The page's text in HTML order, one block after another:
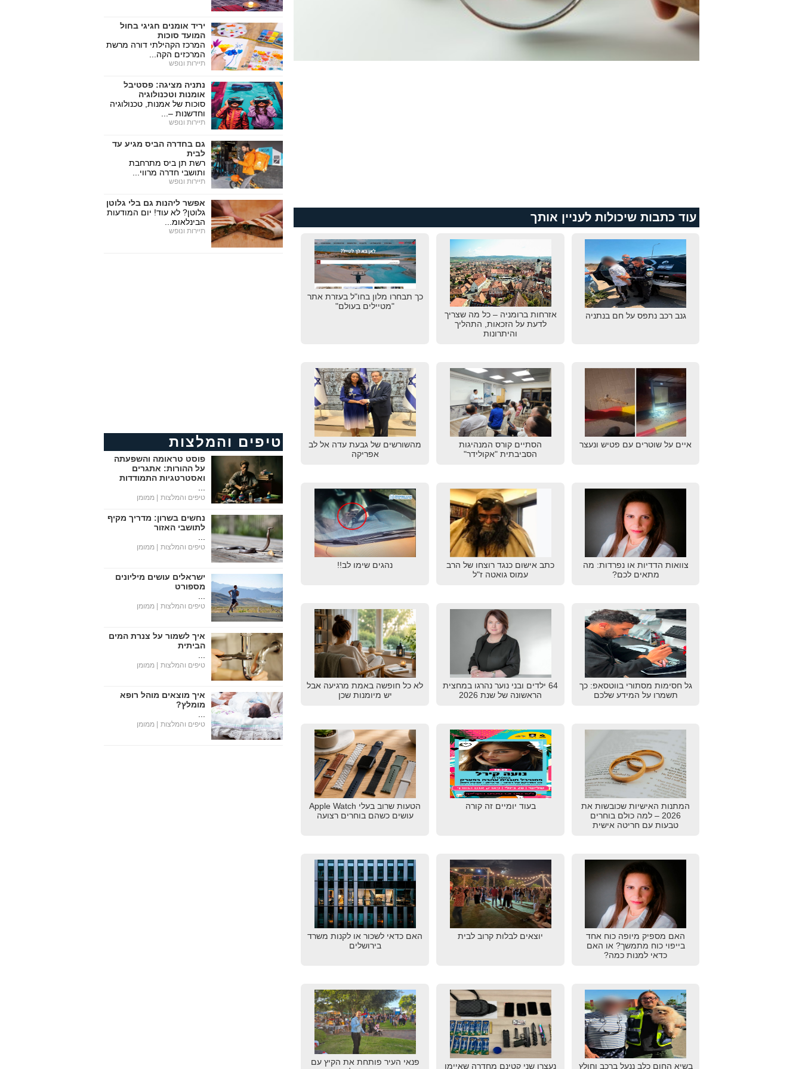
עוד כתבות שיכולות לעניין אותך
גנב רכב נתפס על חם בנתניה
אזרחות ברומניה – כל מה שצריך
לדעת על הזכאות, התהליך
והיתרונות
כך תבחרו מלון בחו"ל בעזרת אתר
"מטיילים בעולם"
איים על שוטרים עם פטיש ונעצר
הסתיים קורס המנהיגות
הסביבתית "אקולידר"
מהשורשים של גבעת עדה אל לב
אפריקה
צוואות הדדיות או נפרדות: מה
מתאים לכם?
כתב אישום כנגד רוצחו של הרב
עמוס גואטה ז"ל
נהגים שימו לב!!
גל חסימות מסתורי בווטסאפ: כך
תשמרו על המידע שלכם
64 ילדים ובני נוער נהרגו במחצית
הראשונה של שנת 2026
לא כל חופשה באמת מרגיעה אבל
יש מיומנות שכן
המתנות האישיות שכובשות את
2026 – למה כולם בוחרים
טבעות עם חריטה אישית
בעוד יומיים זה קורה
הטעות שרוב בעלי Apple Watch
עושים כשהם בוחרים רצועה
האם מספיק מיופה כוח אחד
בייפוי כוח מתמשך? או האם
כדאי למנות כמה?
יוצאים לבלות קרוב לבית
האם כדאי לשכור או לקנות משרד
בירושלים
בשיא החום כלב ננעל ברכב וחולץ נעצרו שני קטינם מחדרה שאיימו
פנאי העיר פותחת את הקיץ עם
יריד אומנים חגיגי בחול
המועד סוכות
המרכז הקהילתי דורה מרשת
המרכזים הקה...
תיירות ונופש
נתניה מציגה: פסטיבל
אומנות וטכנולוגיה
סוכות של אמנות, טכנולוגיה
וחדשנות –...
תיירות ונופש
גם בחדרה הביס מגיע עד
לבית
רשת תן ביס מתרחבת
ותושבי חדרה מרווי...
תיירות ונופש
אפשר ליהנות גם בלי גלוטן
גלוטן? לא עוד! יום המודעות
הבינלאומ...
תיירות ונופש
טיפים והמלצות
פוסט טראומה והשפעתה
על ההורות: אתגרים
ואסטרטגיות התמודדות
טיפים והמלצות | ממומן
נחשים בשרון: מדריך מקיף
לתושבי האזור
טיפים והמלצות | ממומן
ישראלים עושים מיליונים
מספורט
טיפים והמלצות | ממומן
איך לשמור על צנרת המים
הביתית
טיפים והמלצות | ממומן
איך מוצאים מוהל רופא
מומלץ?
טיפים והמלצות | ממומן